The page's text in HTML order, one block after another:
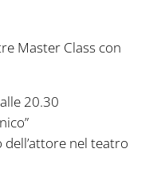
Master Class con
20.30
nel teatro